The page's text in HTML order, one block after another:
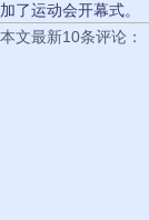
加了运动会开幕式。
本文最新10条评论：